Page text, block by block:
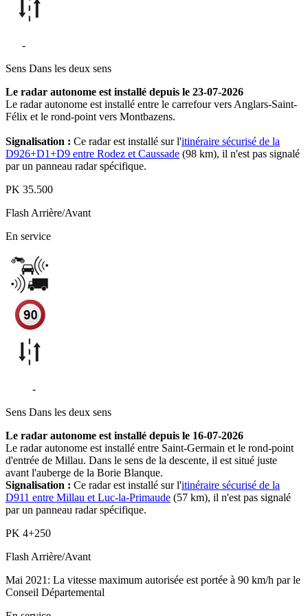
-
Sens Dans les deux sens
Le radar autonome est installé depuis le 23-07-2026
Le radar autonome est installé entre le carrefour vers Anglars-Saint-
Félix et le rond-point vers Montbazens.
Signalisation : Ce radar est installé sur l'itinéraire sécurisé de la
D926+D1+D9 entre Rodez et Caussade (98 km), il n'est pas signalé
par un panneau radar spécifique.
PK 35.500
Flash Arrière/Avant
En service
-
Sens Dans les deux sens
Le radar autonome est installé depuis le 16-07-2026
Le radar autonome est installé entre Saint-Germain et le rond-point
d'entrée de Millau. Dans le sens de la descente, il est situé juste
avant l'auberge de la Borie Blanque.
Signalisation : Ce radar est installé sur l'itinéraire sécurisé de la
D911 entre Millau et Luc-la-Primaude (57 km), il n'est pas signalé
par un panneau radar spécifique.
PK 4+250
Flash Arrière/Avant
Mai 2021: La vitesse maximum autorisée est portée à 90 km/h par le
Conseil Départemental